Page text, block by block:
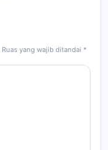
Ruas yang wajib ditandai *